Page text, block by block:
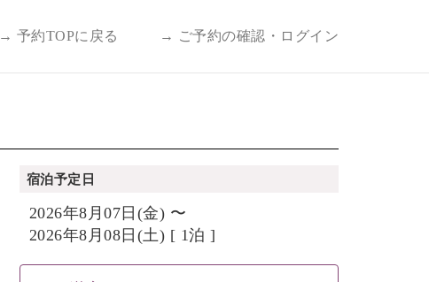
→ 予約TOPに戻る → ご予約の確認・ログイン
宿泊予定日
2026年8月07日(金) 〜
2026年8月08日(土) [ 1泊 ]